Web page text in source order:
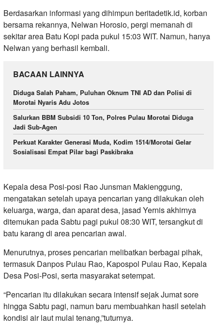
Berdasarkan informasi yang dihimpun beritadetik.id, korban
bersama rekannya, Nelwan Horosio, pergi memanah di
sekitar area Batu Kopi pada pukul 15:03 WIT. Namun, hanya
Nelwan yang berhasil kembali.
BACAAN LAINNYA
Diduga Salah Paham, Puluhan Oknum TNI AD dan Polisi di
Morotai Nyaris Adu Jotos
Salurkan BBM Subsidi 10 Ton, Polres Pulau Morotai Diduga
Jadi Sub-Agen
Perkuat Karakter Generasi Muda, Kodim 1514/Morotai Gelar
Sosialisasi Empat Pilar bagi Paskibraka
Kepala desa Posi-posi Rao Junsman Makienggung,
mengatakan setelah upaya pencarian yang dilakukan oleh
keluarga, warga, dan aparat desa, jasad Yernis akhirnya
ditemukan pada Sabtu pagi pukul 08:30 WIT, tersangkut di
batu karang di area pencarian awal.
Menurutnya, proses pencarian melibatkan berbagai pihak,
termasuk Danpos Pulau Rao, Kapospol Pulau Rao, Kepala
Desa Posi-Posi, serta masyarakat setempat.
“Pencarian itu dilakukan secara intensif sejak Jumat sore
hingga Sabtu pagi, namun baru membuahkan hasil setelah
kondisi air laut mulai tenang,”tuturnya.